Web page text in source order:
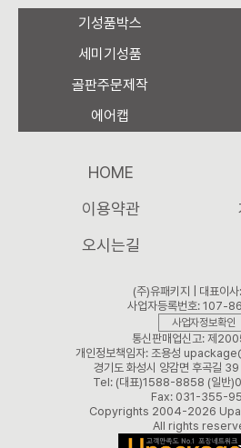
기성품박스
세미기성품
골판주문제작
에어캡
HOME
이용약관
오시는길
(주)유패키지 | 대표이사
사업자등록번호: 107-
사업자정보확인
통신판매업신고: 제
개인정보책임자: 조용성
경기도 화성시 양감면 후곡길
Tel: (대표)1588-8858 (일반
Fax: 031-355-
Copyrights 2004-2026
All rights